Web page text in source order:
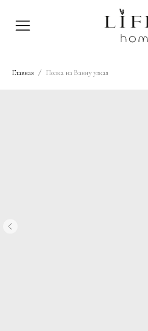
Главная Полка на Ванну узкая